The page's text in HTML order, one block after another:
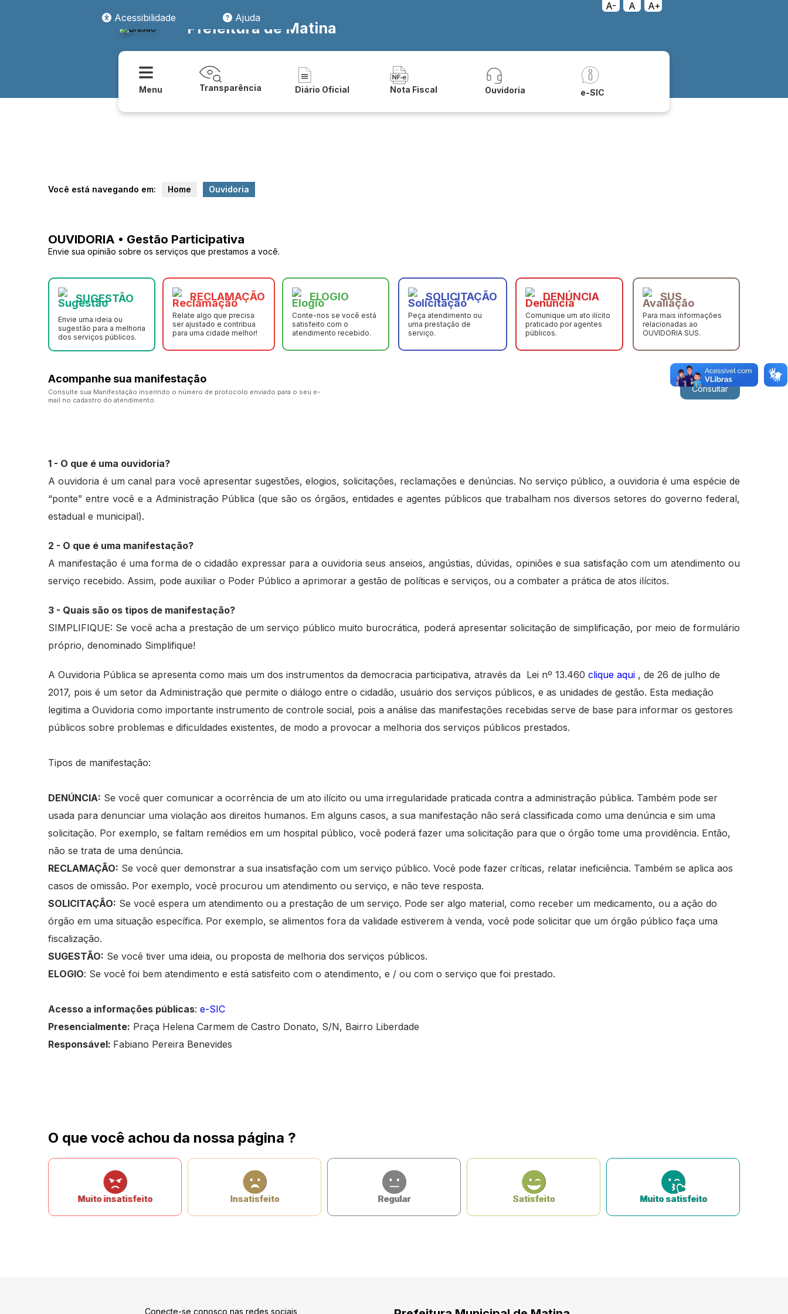
A- A
A+
Acessibilidade
Ajuda
Prefeitura de Matina
Menu Transparência Diário Oficial Nota Fiscal Ouvidoria e-SIC
Você está navegando em: Home Ouvidoria
OUVIDORIA • Gestão Participativa
Envie sua opinião sobre os serviços que prestamos a você.
SUGESTÃO
Envie uma ideia ou
sugestão para a melhoria
dos serviços públicos.
RECLAMAÇÃO
Relate algo que precisa
ser ajustado e contribua
para uma cidade melhor!
ELOGIO
Conte-nos se você está
satisfeito com o
atendimento recebido.
SOLICITAÇÃO
Peça atendimento ou
uma prestação de
serviço.
DENÚNCIA
Comunique um ato ilícito
praticado por agentes
públicos.
SUS
Para mais informações
relacionadas ao
OUVIDORIA SUS.
Acompanhe sua manifestação
Consulte sua Manifestação inserindo o número de protocolo enviado para o seu e-
mail no cadastro do atendimento.
Consultar
1 - O que é uma ouvidoria?
A ouvidoria é um canal para você apresentar sugestões, elogios, solicitações, reclamações e denúncias. No serviço público, a ouvidoria é uma espécie de
“ponte” entre você e a Administração Pública (que são os órgãos, entidades e agentes públicos que trabalham nos diversos setores do governo federal,
estadual e municipal).
2 - O que é uma manifestação?
A manifestação é uma forma de o cidadão expressar para a ouvidoria seus anseios, angústias, dúvidas, opiniões e sua satisfação com um atendimento ou
serviço recebido. Assim, pode auxiliar o Poder Público a aprimorar a gestão de políticas e serviços, ou a combater a prática de atos ilícitos.
3 - Quais são os tipos de manifestação?
SIMPLIFIQUE: Se você acha a prestação de um serviço público muito burocrática, poderá apresentar solicitação de simplificação, por meio de formulário
próprio, denominado Simplifique!
A Ouvidoria Pública se apresenta como mais um dos instrumentos da democracia participativa, através da Lei nº 13.460 clique aqui , de 26 de julho de
2017, pois é um setor da Administração que permite o diálogo entre o cidadão, usuário dos serviços públicos, e as unidades de gestão. Esta mediação
legitima a Ouvidoria como importante instrumento de controle social, pois a análise das manifestações recebidas serve de base para informar os gestores
públicos sobre problemas e dificuldades existentes, de modo a provocar a melhoria dos serviços públicos prestados.
Tipos de manifestação:
DENÚNCIA: Se você quer comunicar a ocorrência de um ato ilícito ou uma irregularidade praticada contra a administração pública. Também pode ser
usada para denunciar uma violação aos direitos humanos. Em alguns casos, a sua manifestação não será classificada como uma denúncia e sim uma
solicitação. Por exemplo, se faltam remédios em um hospital público, você poderá fazer uma solicitação para que o órgão tome uma providência. Então,
não se trata de uma denúncia.
RECLAMAÇÃO: Se você quer demonstrar a sua insatisfação com um serviço público. Você pode fazer críticas, relatar ineficiência. Também se aplica aos
casos de omissão. Por exemplo, você procurou um atendimento ou serviço, e não teve resposta.
SOLICITAÇÃO: Se você espera um atendimento ou a prestação de um serviço. Pode ser algo material, como receber um medicamento, ou a ação do
órgão em uma situação específica. Por exemplo, se alimentos fora da validade estiverem à venda, você pode solicitar que um órgão público faça uma
fiscalização.
SUGESTÃO: Se você tiver uma ideia, ou proposta de melhoria dos serviços públicos.
ELOGIO: Se você foi bem atendimento e está satisfeito com o atendimento, e / ou com o serviço que foi prestado.
Acesso a informações públicas: e-SIC
Presencialmente: Praça Helena Carmem de Castro Donato, S/N, Bairro Liberdade
Responsável: Fabiano Pereira Benevides
O que você achou da nossa página ?
Muito insatisfeito Insatisfeito Regular Satisfeito Muito satisfeito
Conecte-se conosco nas redes sociais